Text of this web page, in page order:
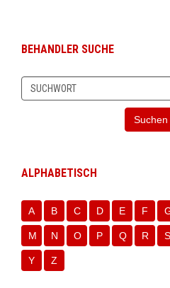
BEHANDLER SUCHE
Suchen
ALPHABETISCH
A B C D E F
M N O P Q R S
Y Z